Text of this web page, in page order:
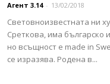
Агент 3.14 - 13/02/2018
Световноизвестната ни
Среткова, има българско
но всъщност е made in
се изразява. Родена в...